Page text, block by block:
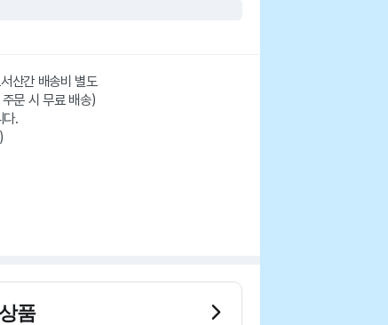
산간 배송비 별도
문 시 무료 배송)
다.
품